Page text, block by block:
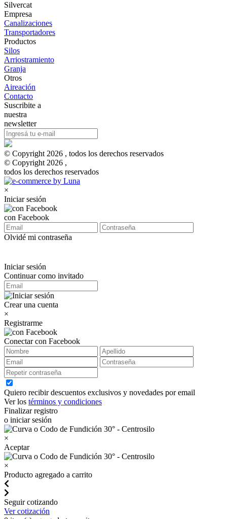
Silvercat
Empresa
Canalizaciones
Transportadores
Productos
Silos
Arriostramiento
Granja
Otros
Aireación
Contacto
Suscribite a
nuestra
newsletter
© Copyright 2026 , todos los derechos reservados
© Copyright 2026 ,
todos los derechos reservados
×
Iniciar sesión
con Facebook
Olvidé mi contraseña
Iniciar sesión
Continuar como invitado
Crear una cuenta
×
Registrarme
Conectar con Facebook
Quiero recibir descuentos exclusivos y novedades por email
Ver los términos y condiciones
Finalizar registro
o iniciar sesión
×
Aceptar
×
Producto agregado a carrito
Seguir cotizando
Ver cotización